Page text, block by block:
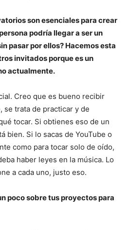
son esenciales para crear
podría llegar a ser un
pasar por ellos? Hacemos esta
invitados porque es un
actualmente.
Creo que es bueno recibir
se trata de practicar y de
tocar. Si obtienes eso de un
bien. Si lo sacas de YouTube o
como para tocar solo de oído,
haber leyes en la música. Lo
a cada uno, justo eso.
poco sobre tus proyectos para